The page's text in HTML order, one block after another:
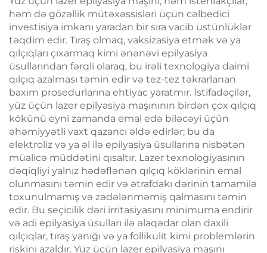
Üzün Radiofrekvanslı
Emalı, Çəki Itirmə və
Bədənin İncələnməsi
həm də gözəllik mütəxəssisləri üçün cəlbedici
investisiya imkanı yaradan bir sıra vacib üstünlüklər
təqdim edir. Tıraş olmaq, vaksizasiya etmək və ya
qılçıqları çıxarmaq kimi ənənəvi epilyasiya
üsullarından fərqli olaraq, bu irəli texnologiya daimi
qılçıq azalması təmin edir və tez-tez təkrarlanan
baxım prosedurlarına ehtiyac yaratmır. İstifadəçilər,
yüz üçün lazer epilyasiya maşınının birdən çox qılçıq
kökünü eyni zamanda emal edə biləcəyi üçün
əhəmiyyətli vaxt qazancı əldə edirlər; bu da
elektroliz və ya əl ilə epilyasiya üsullarına nisbətən
müalicə müddətini qısaltır. Lazer texnologiyasının
dəqiqliyi yalnız hədəflənən qılçıq köklərinin emal
olunmasını təmin edir və ətrafdakı dərinin tamamilə
toxunulmamış və zədələnməmiş qalmasını təmin
edir. Bu seçicilik dəri irritasiyasını minimuma endirir
və adi epilyasiya üsulları ilə əlaqədar olan daxili
qılçıqlar, tıraş yanığı və ya follikulit kimi problemlərin
riskini azaldır. Yüz üçün lazer epilyasiya maşını